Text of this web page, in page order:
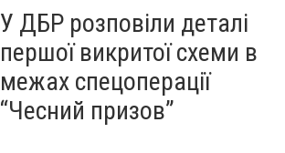
У ДБР розповіли деталі
першої викритої схеми в
межах спецоперації
“Чесний призов”